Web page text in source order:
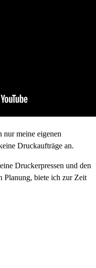
meine eigenen
Druckaufträge an.
Druckerpressen und den
Planung, biete ich zur Zeit